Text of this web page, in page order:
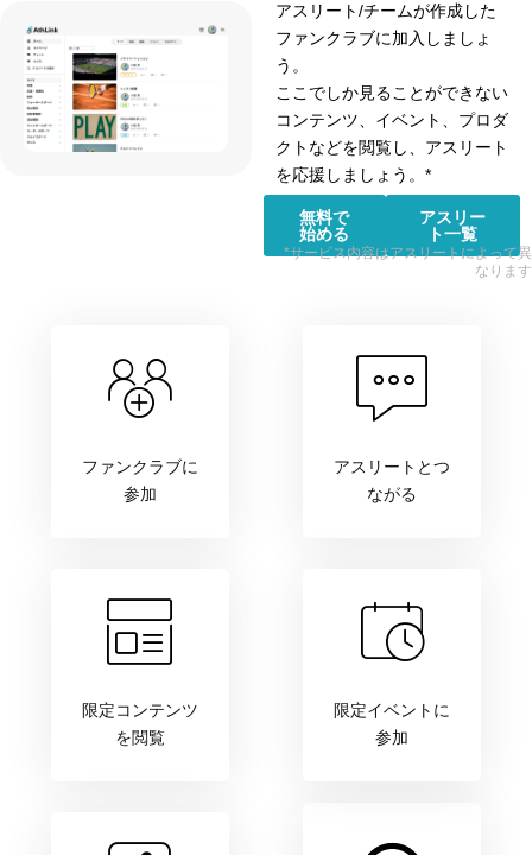
アスリート/チームが作成した
ファンクラブに加入しましょ
う。
ここでしか見ることができない
コンテンツ、イベント、プロダ
クトなどを閲覧し、アスリート
を応援しましょう。*
無料で
始める
アスリー
ト一覧
*サービス内容はアスリートによって異
なります
ファンクラブに
参加
アスリートとつ
ながる
限定コンテンツ
を閲覧
限定イベントに
参加